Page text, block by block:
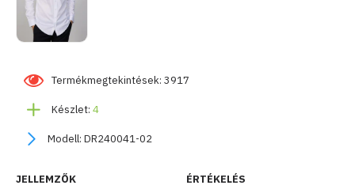
Készlet: 4
Modell: DR240041-02
Termékmegtekintések: 3917
JELLEMZŐK ÉRTÉKELÉS